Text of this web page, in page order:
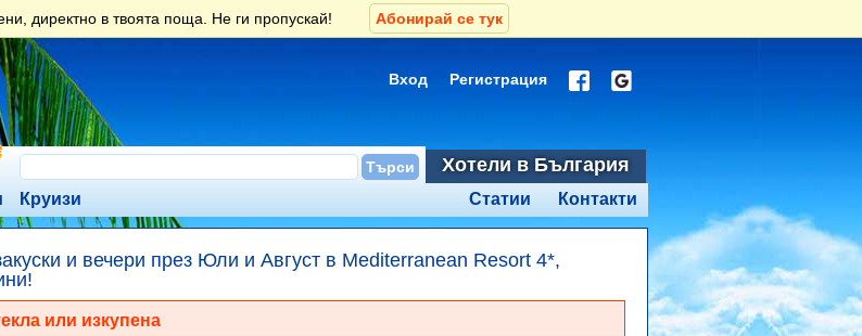
директно в твоята поща. Не ги пропускай! Абонирай се тук
Вход Регистрация
Хотели в България
Круизи Контакти
Статии
и вечери през Юли и Август в Mediterranean Resort 4*,
или изкупена